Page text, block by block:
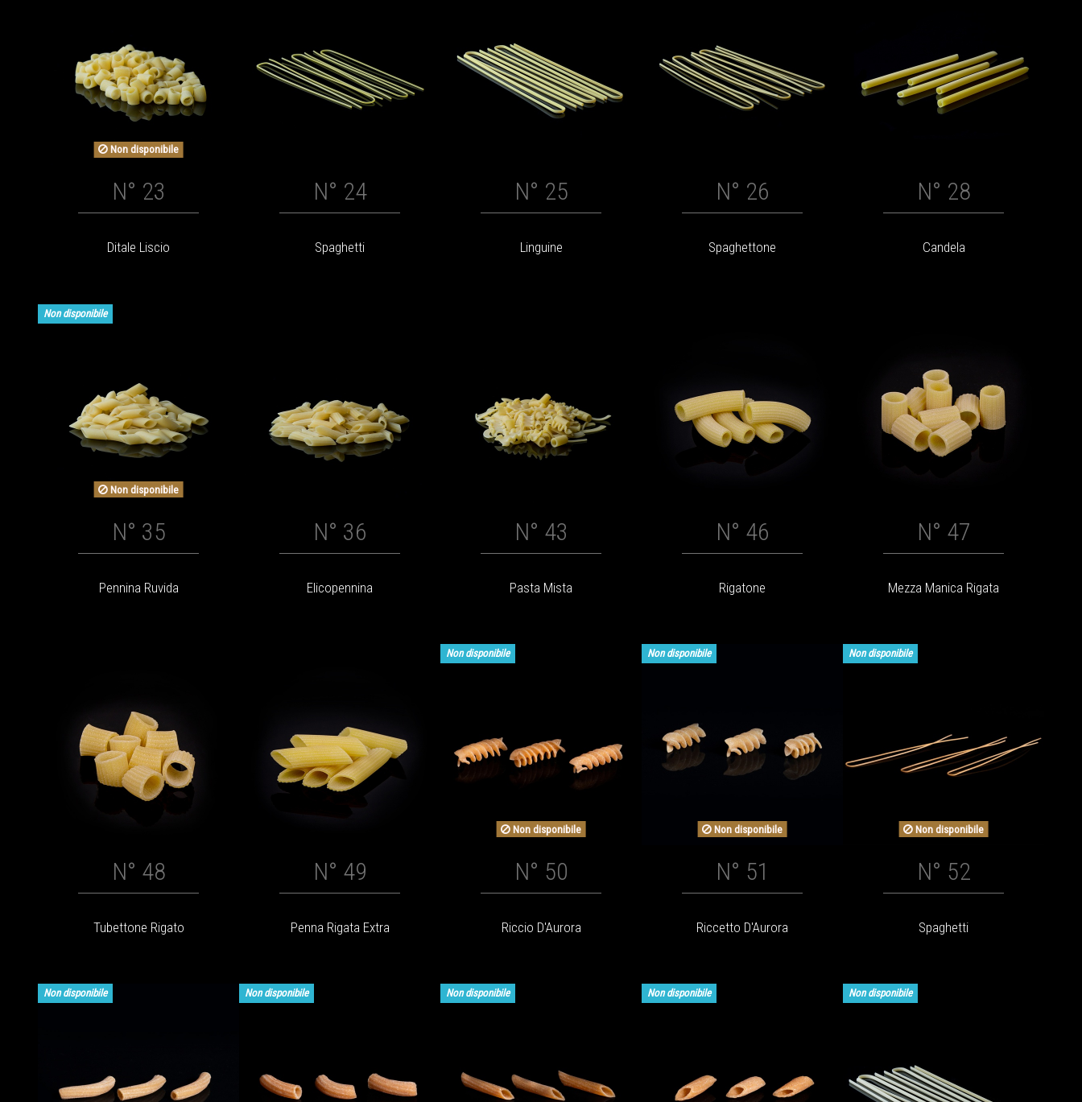
Non disponibile
N° 23
Ditale Liscio
N° 24
Spaghetti
N° 25
Linguine
N° 26
Spaghettone
N° 28
Candela
Non disponibile
Non disponibile
N° 35
Pennina Ruvida
N° 36
Elicopennina
N° 43
Pasta Mista
N° 46
Rigatone
N° 47
Mezza Manica Rigata
N° 48
Tubettone Rigato
N° 49
Penna Rigata Extra
Non disponibile
Non disponibile
N° 50
Riccio D'Aurora
Non disponibile
Non disponibile
N° 51
Riccetto D'Aurora
Non disponibile
Non disponibile
N° 52
Spaghetti
Non disponibile Non disponibile Non disponibile Non disponibile Non disponibile